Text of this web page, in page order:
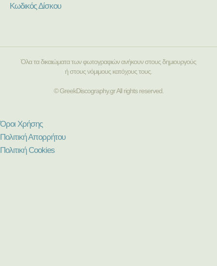
Κωδικός Δίσκου
Όλα τα δικαιώματα των φωτογραφιών ανήκουν στους δημιουργούς
ή στους νόμιμους κατόχους τους.
© GreekDiscography.gr All rights reserved.
Όροι Χρήσης
Πολιτική Απορρήτου
Πολιτική Cookies